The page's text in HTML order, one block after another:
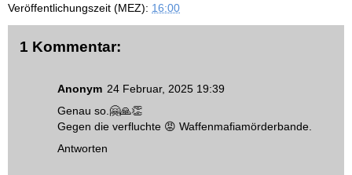
Veröffentlichungszeit (MEZ): 16:00
1 Kommentar:
Anonym 24 Februar, 2025 19:39
Genau so.🤗🙏👏
Gegen die verfluchte 😡 Waffenmafiamörderbande.
Antworten